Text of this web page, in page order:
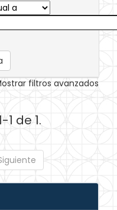
filtros avanzados
1 de 1.